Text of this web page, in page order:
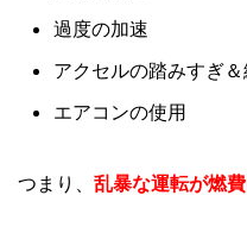
過度の加速
アクセルの踏みすぎ
エアコンの使用
つまり、 乱暴な運転が燃